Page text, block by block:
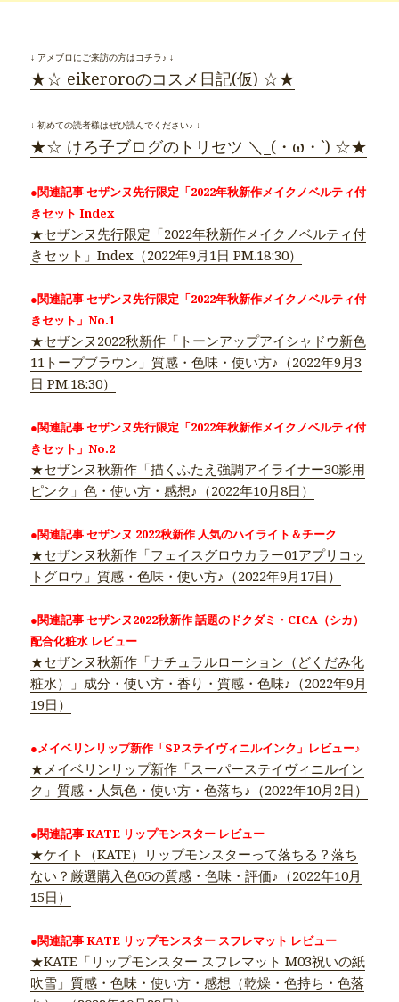
↓ アメブロにご来訪の方はコチラ♪ ↓
★☆ eikeroroのコスメ日記(仮) ☆★
↓ 初めての読者様はぜひ読んでください♪ ↓
★☆ けろ子ブログのトリセツ ＼_(・ω・`) ☆★
●関連記事 セザンヌ先行限定「2022年秋新作メイクノベルティ付
きセット Index
★セザンヌ先行限定「2022年秋新作メイクノベルティ付
きセット」Index（2022年9月1日 PM.18:30）
●関連記事 セザンヌ先行限定「2022年秋新作メイクノベルティ付
きセット」No.1
★セザンヌ2022秋新作「トーンアップアイシャドウ新色
11トープブラウン」質感・色味・使い方♪（2022年9月3
日 PM.18:30）
●関連記事 セザンヌ先行限定「2022年秋新作メイクノベルティ付
きセット」No.2
★セザンヌ秋新作「描くふたえ強調アイライナー30影用
ピンク」色・使い方・感想♪（2022年10月8日）
●関連記事 セザンヌ 2022秋新作 人気のハイライト＆チーク
★セザンヌ秋新作「フェイスグロウカラー01アプリコッ
トグロウ」質感・色味・使い方♪（2022年9月17日）
●関連記事 セザンヌ2022秋新作 話題のドクダミ・CICA（シカ）
配合化粧水 レビュー
★セザンヌ秋新作「ナチュラルローション（どくだみ化
粧水）」成分・使い方・香り・質感・色味♪（2022年9月
19日）
●メイベリンリップ新作「SPステイヴィニルインク」レビュー♪
★メイベリンリップ新作「スーパーステイヴィニルイン
ク」質感・人気色・使い方・色落ち♪（2022年10月2日）
●関連記事 KATE リップモンスター レビュー
★ケイト（KATE）リップモンスターって落ちる？落ち
ない？厳選購入色05の質感・色味・評価♪（2022年10月
15日）
●関連記事 KATE リップモンスター スフレマット レビュー
★KATE「リップモンスター スフレマット M03祝いの紙
吹雪」質感・色味・使い方・感想（乾燥・色持ち・色落